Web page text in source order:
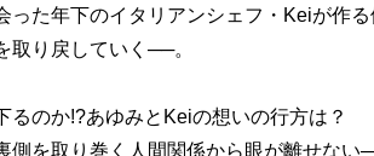
った年下のイタリアンシェフ・Keiが作る
取り戻していく──。
るのか!?あゆみとKeiの想いの行方は？
側を取り巻く人間関係から眼が離せない